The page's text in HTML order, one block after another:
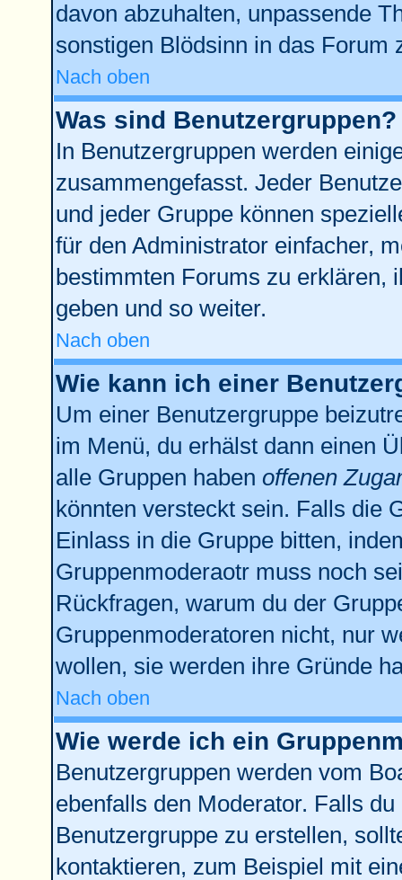
davon abzuhalten, unpassende
sonstigen Blödsinn in das Forum
Nach oben
Was sind Benutzergruppen?
In Benutzergruppen werden
zusammengefasst. Jeder
und jeder Gruppe können
für den Administrator einfacher,
bestimmten Forums zu erklären,
geben und so weiter.
Nach oben
Wie kann ich einer
Um einer Benutzergruppe
im Menü, du erhälst dann einen
alle Gruppen haben offenen
könnten versteckt sein. Falls die
Einlass in die Gruppe bitten,
Gruppenmoderaotr muss noch
Rückfragen, warum du der
Gruppenmoderatoren nicht, nur
wollen, sie werden ihre Gründe
Nach oben
Wie werde ich ein
Benutzergruppen werden vom
ebenfalls den Moderator. Falls
Benutzergruppe zu erstellen,
kontaktieren, zum Beispiel mit